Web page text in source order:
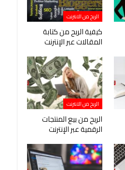
الربح من الانترنت
كيفية الربح من كتابة
المقالات عبر الإنترنت
الربح من الانترنت
الربح من بيع المنتجات
الرقمية عبر الإنترنت